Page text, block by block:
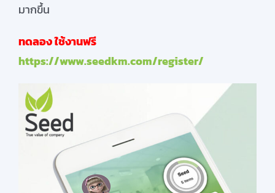
มากขึ้น
ทดลอง ใช้งานฟรี
https://www.seedkm.com/register/